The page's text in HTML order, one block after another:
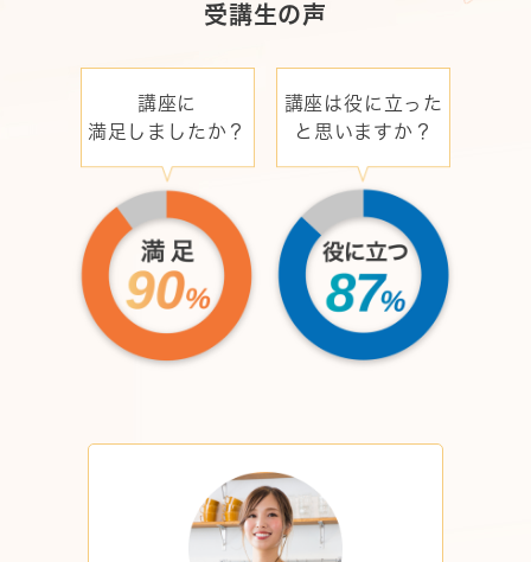
受講生の声
講座に
満足しましたか？
講座は役に立った
と 思いますか？